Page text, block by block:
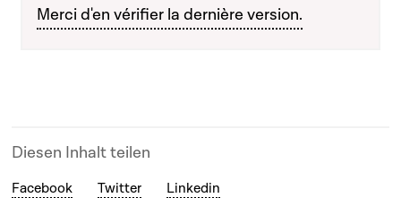
Merci d'en vérifier la dernière version.
Diesen Inhalt teilen
Facebook Twitter Linkedin